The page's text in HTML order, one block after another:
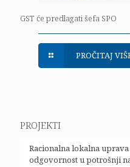
GST će predlagati šefa SPO
PROČITAJ
PROJEKTI
Racionalna lokalna
odgovornost u potrošnji